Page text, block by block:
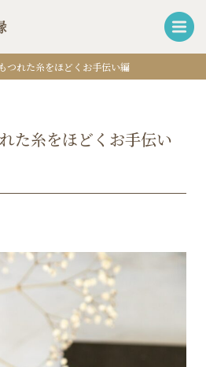
つれた糸をほどくお手伝い編
た糸をほどくお手伝い